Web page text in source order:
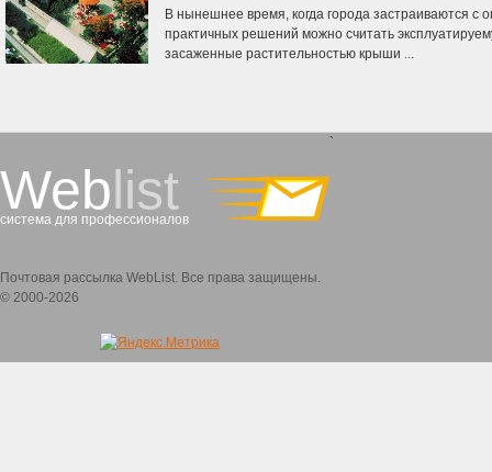
В нынешнее время, когда города застраиваются с
практичных решений можно считать
засаженные растительностью крыши ...
Weblist
система для профессионалов
`
Почтовая рассылка WebList. Все права защищены.
© 2000-2026